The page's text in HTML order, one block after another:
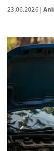
23.06.2026